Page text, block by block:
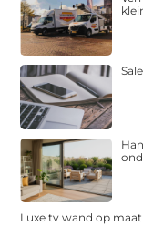
Luxe tv wand op